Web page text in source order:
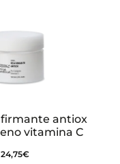
antiox
vitamina C
24,75€